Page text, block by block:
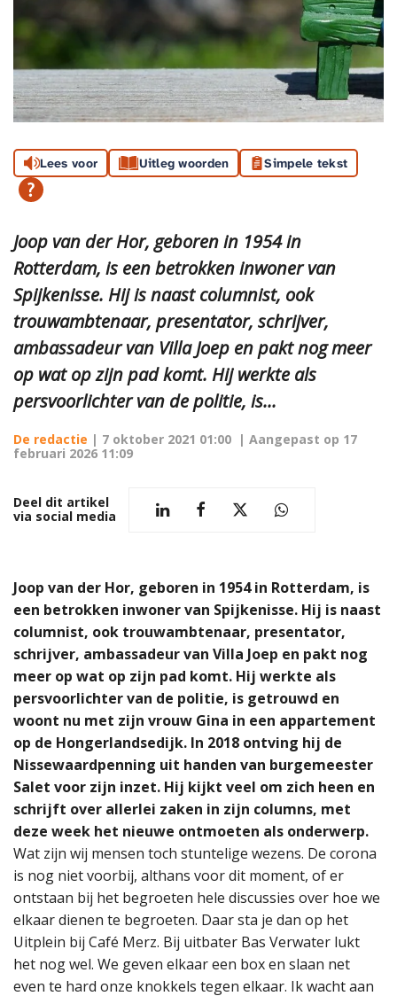
Lees voor Uitleg woorden Simpele tekst
Joop van der Hor, geboren in 1954 in
Rotterdam, is een betrokken inwoner van
Spijkenisse. Hij is naast columnist, ook
trouwambtenaar, presentator, schrijver,
ambassadeur van Villa Joep en pakt nog meer
op wat op zijn pad komt. Hij werkte als
persvoorlichter van de politie, is...
De redactie | 7 oktober 2021 01:00 | Aangepast op 17
februari 2026 11:09
Deel dit artikel
via social media
Joop van der Hor, geboren in 1954 in Rotterdam, is
een betrokken inwoner van Spijkenisse. Hij is naast
columnist, ook trouwambtenaar, presentator,
schrijver, ambassadeur van Villa Joep en pakt nog
meer op wat op zijn pad komt. Hij werkte als
persvoorlichter van de politie, is getrouwd en
woont nu met zijn vrouw Gina in een appartement
op de Hongerlandsedijk. In 2018 ontving hij de
Nissewaardpenning uit handen van burgemeester
Salet voor zijn inzet. Hij kijkt veel om zich heen en
schrijft over allerlei zaken in zijn columns, met
deze week het nieuwe ontmoeten als onderwerp.
Wat zijn wij mensen toch stuntelige wezens. De corona
is nog niet voorbij, althans voor dit moment, of er
ontstaan bij het begroeten hele discussies over hoe we
elkaar dienen te begroeten. Daar sta je dan op het
Uitplein bij Café Merz. Bij uitbater Bas Verwater lukt
het nog wel. We geven elkaar een box en slaan net
even te hard onze knokkels tegen elkaar. Ik wacht aan